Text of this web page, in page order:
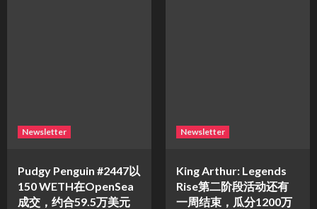
Newsletter
Pudgy Penguin #2447以
150 WETH在OpenSea
成交，约合59.5万美元
Newsletter
King Arthur: Legends
Rise第二阶段活动还有
一周结束，瓜分1200万